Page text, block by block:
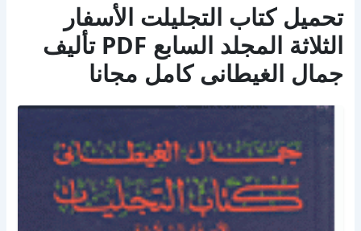
تحميل كتاب التجليلت الأسفار
الثلاثة المجلد السابع PDF تأليف
جمال الغيطانى كامل مجانا